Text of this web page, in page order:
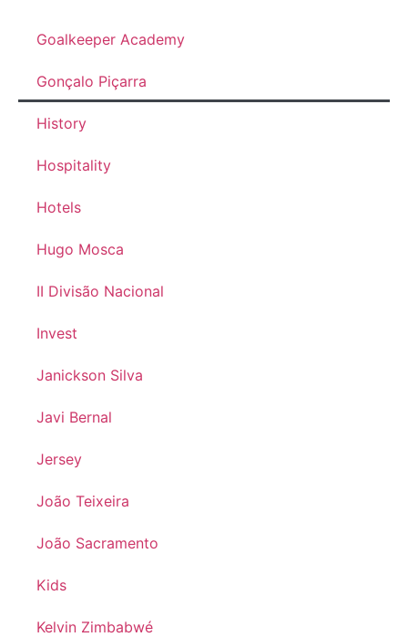
Goalkeeper Academy
Gonçalo Piçarra
History
Hospitality
Hotels
Hugo Mosca
II Divisão Nacional
Invest
Janickson Silva
Javi Bernal
Jersey
João Teixeira
João Sacramento
Kids
Kelvin Zimbabwé